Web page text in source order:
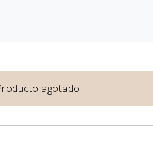
agotado